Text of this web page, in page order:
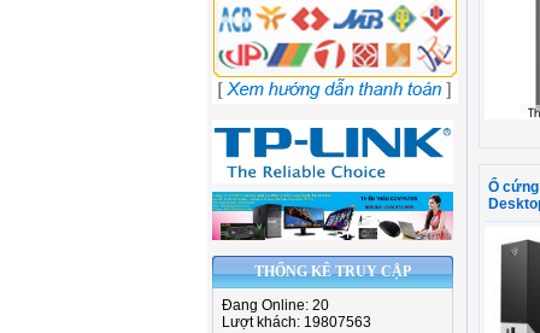
THỐNG KÊ TRUY CẬP
Đang Online: 20
Lượt khách: 19807563
Ổ cứng